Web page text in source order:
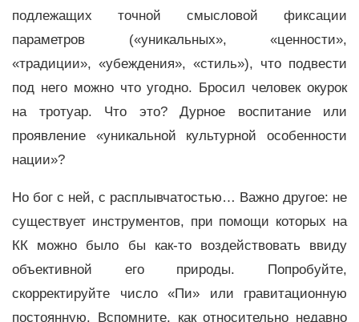
подлежащих точной смысловой фиксации
параметров («уникальных», «ценности»,
«традиции», «убеждения», «стиль»), что подвести
под него можно что угодно. Бросил человек окурок
на тротуар. Что это? Дурное воспитание или
проявление «уникальной культурной особенности
нации»?
Но бог с ней, с расплывчатостью… Важно другое: не
существует инструментов, при помощи которых на
КК можно было бы как-то воздействовать ввиду
объективной его природы. Попробуйте,
скорректируйте число «Пи» или гравитационную
постоянную. Вспомните, как относительно недавно